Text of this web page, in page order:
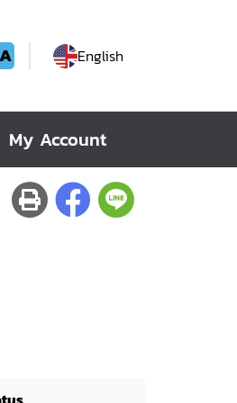
English
My Account